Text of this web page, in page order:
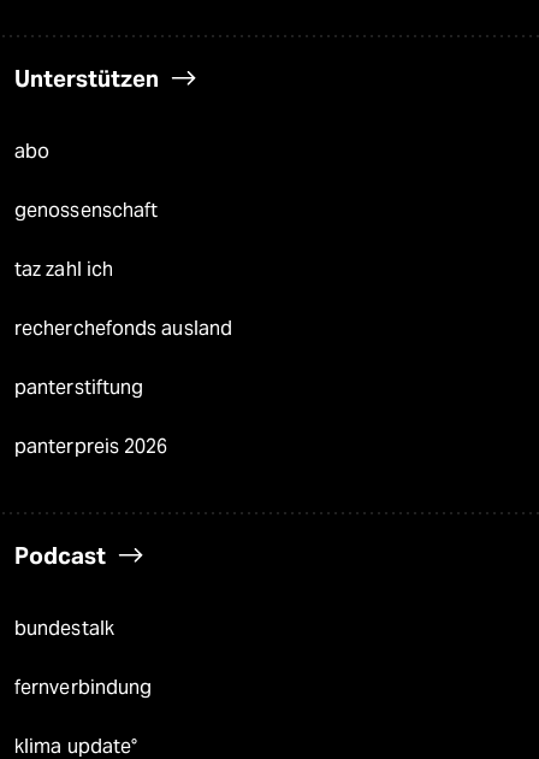
Unterstützen
abo
genossenschaft
taz zahl ich
recherchefonds ausland
panterstiftung
panterpreis 2026
Podcast
bundestalk
fernverbindung
klima update°